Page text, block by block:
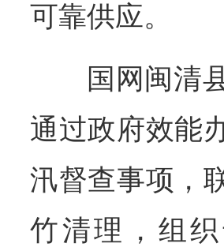
可靠供应。
国网闽清
通过政府效能
汛督查事项，
竹清理，组